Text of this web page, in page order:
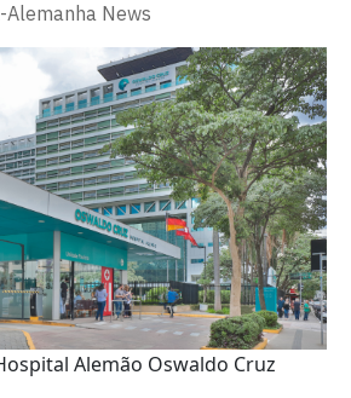
Alemanha News
Alemão Oswaldo Cruz